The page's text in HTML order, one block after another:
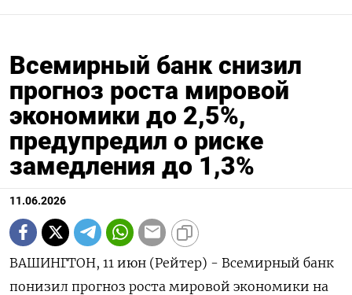
Всемирный банк снизил
прогноз роста мировой
экономики до 2,5%,
предупредил о риске
замедления до 1,3%
11.06.2026
ВАШИНГТОН, 11 июн (Рейтер) - Всемирный банк
понизил прогноз роста мировой экономики на